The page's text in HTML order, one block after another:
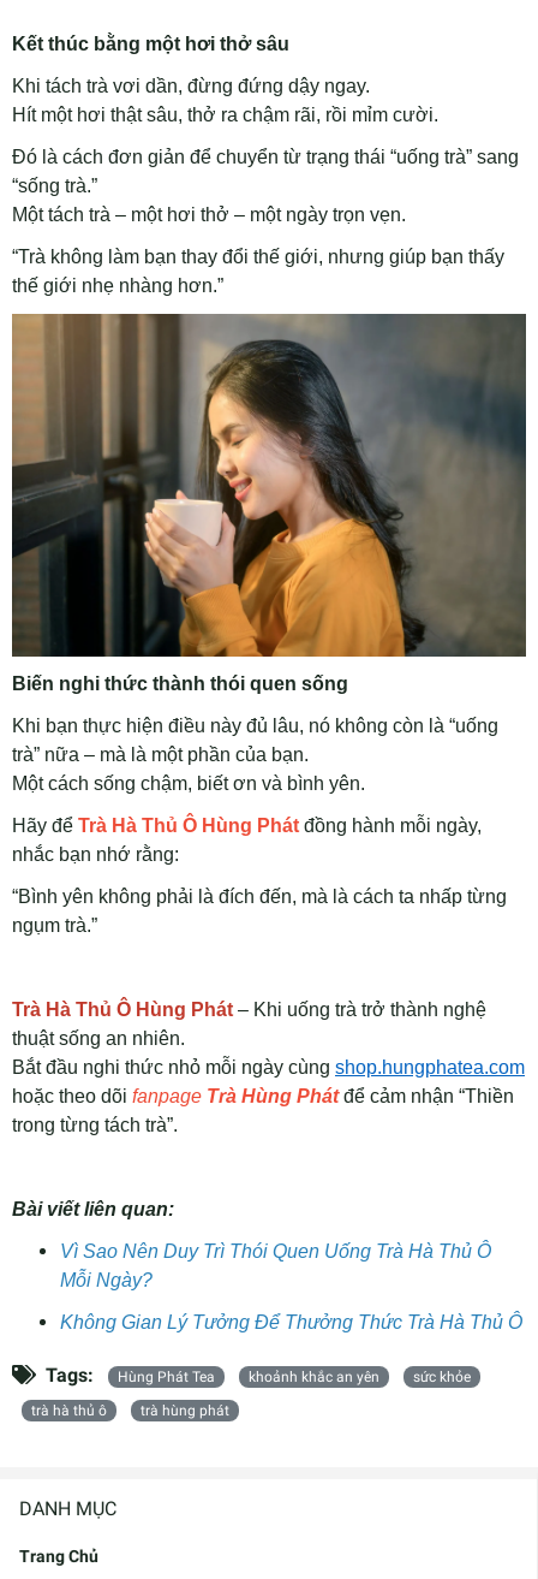
DANH MỤC
Trang Chủ
Kết thúc bằng một hơi thở sâu
Khi tách trà vơi dần, đừng đứng dậy ngay.
Hít một hơi thật sâu, thở ra chậm rãi, rồi mỉm cười.
Đó là cách đơn giản để chuyển từ trạng thái “uống trà” sang
“sống trà.”
Một tách trà – một hơi thở – một ngày trọn vẹn.
“Trà không làm bạn thay đổi thế giới, nhưng giúp bạn thấy
thế giới nhẹ nhàng hơn.”
Biến nghi thức thành thói quen sống
Khi bạn thực hiện điều này đủ lâu, nó không còn là “uống
trà” nữa – mà là một phần của bạn.
Một cách sống chậm, biết ơn và bình yên.
Hãy để Trà Hà Thủ Ô Hùng Phát đồng hành mỗi ngày,
nhắc bạn nhớ rằng:
“Bình yên không phải là đích đến, mà là cách ta nhấp từng
ngụm trà.”
Trà Hà Thủ Ô Hùng Phát – Khi uống trà trở thành nghệ
thuật sống an nhiên.
Bắt đầu nghi thức nhỏ mỗi ngày cùng shop.hungphatea.com
hoặc theo dõi fanpage Trà Hùng Phátđể cảm nhận “Thiền
trong từng tách trà”.
Bài viết liên quan:
Vì Sao Nên Duy Trì Thói Quen Uống Trà Hà Thủ Ô
Mỗi Ngày?
Không Gian Lý Tưởng Để Thưởng Thức Trà Hà Thủ Ô
Tags: Hùng Phát Tea khoảnh khắc an yên
sức khỏe
trà hà thủ ô
trà hùng phát